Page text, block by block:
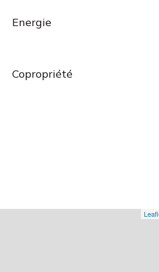
Energie
Copropriété